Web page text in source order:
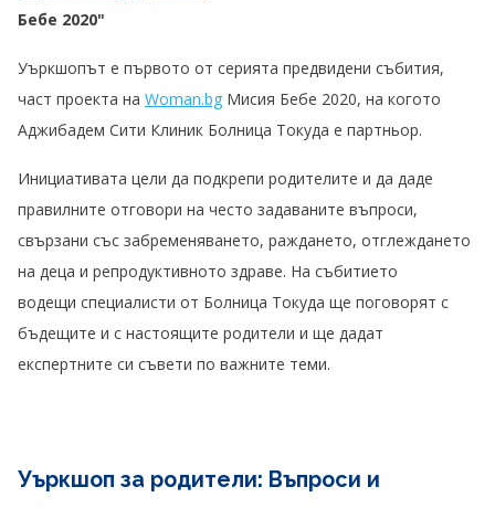
Бебе 2020"
Уъркшопът е първото от серията предвидени събития,
част проекта на Woman.bg Мисия Бебе 2020, на когото
Аджибадем Сити Клиник Болница Токуда е партньор.
Инициативата цели да подкрепи родителите и да даде
правилните отговори на често задаваните въпроси,
свързани със забременяването, раждането, отглеждането
на деца и репродуктивното здраве. На събитието
водещи специалисти от Болница Токуда ще поговорят с
бъдещите и с настоящите родители и ще дадат
експертните си съвети по важните теми.
Уъркшоп за родители: Въпроси и